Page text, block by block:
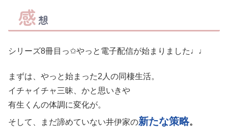
感 想
シリーズ8冊目っ✩やっと電子配信が始まりました♩♩
まずは、やっと始まった2人の同棲生活。
イチャイチャ三昧、かと思いきや
有生くんの体調に変化が。
そして、まだ諦めていない井伊家の新たな策略。